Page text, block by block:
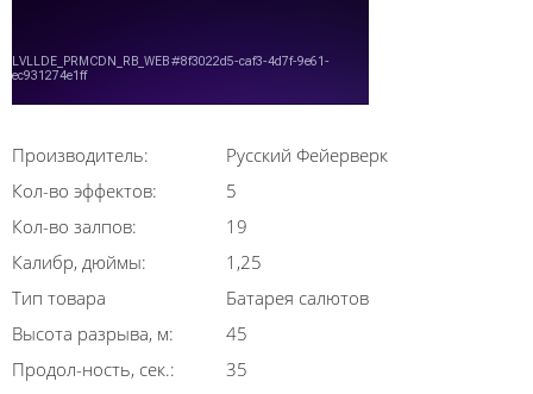
Производитель:
Русский Фейерверк
Кол-во эффектов:
5
Кол-во залпов:
19
Калибр, дюймы:
1,25
Тип товара
Батарея салютов
Высота разрыва, м:
45
Продол-ность, сек.:
35